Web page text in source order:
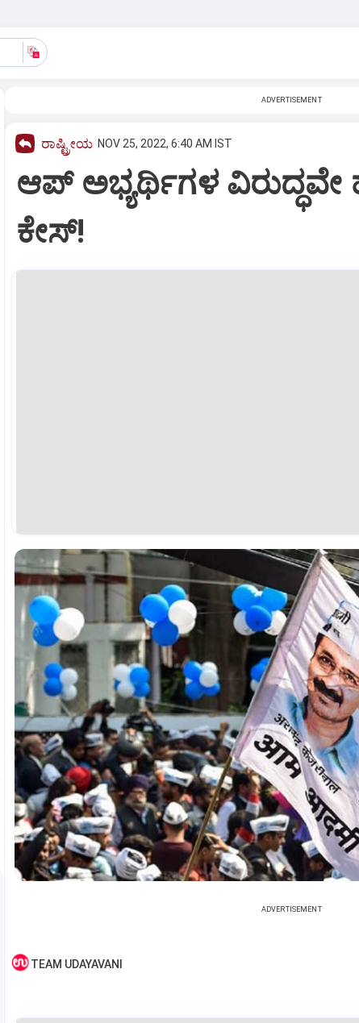
ADVERTISEMENT
ರಾಷ್ಟ್ರೀಯ NOV 25, 2022, 6:40 AM IST
ಆಪ್‌ ಅಭ್ಯರ್ಥಿಗಳ ವಿರುದ್ಧವೇ
ಕೇಸ್‌!
ADVERTISEMENT
TEAM UDAYAVANI